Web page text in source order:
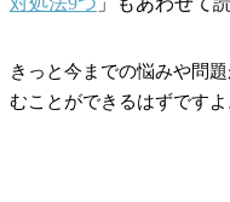
きっと今までの悩みや問
むことができるはずですよ